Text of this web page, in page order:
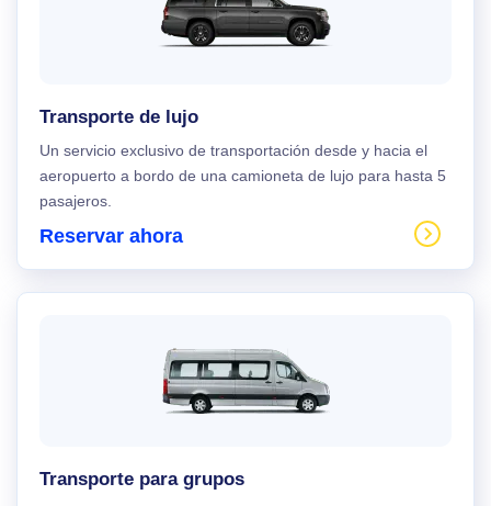
Transporte de lujo
Un servicio exclusivo de transportación desde y hacia el
aeropuerto a bordo de una camioneta de lujo para hasta 5
pasajeros.
Reservar ahora
Transporte para grupos